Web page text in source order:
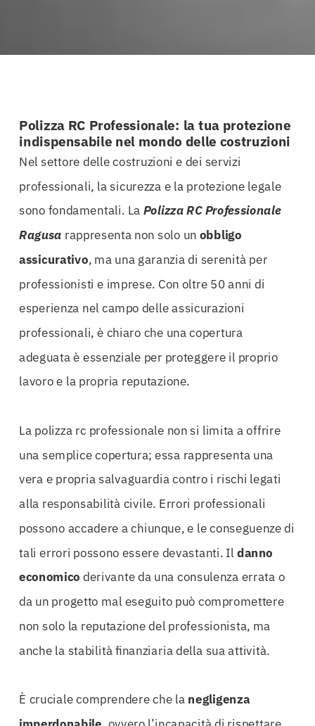
Polizza RC Professionale: la tua protezione
indispensabile nel mondo delle costruzioni
Nel settore delle costruzioni e dei servizi
professionali, la sicurezza e la protezione legale
sono fondamentali. La Polizza RC Professionale
Ragusa rappresenta non solo un obbligo
assicurativo, ma una garanzia di serenità per
professionisti e imprese. Con oltre 50 anni di
esperienza nel campo delle assicurazioni
professionali, è chiaro che una copertura
adeguata è essenziale per proteggere il proprio
lavoro e la propria reputazione.
La polizza rc professionale non si limita a offrire
una semplice copertura; essa rappresenta una
vera e propria salvaguardia contro i rischi legati
alla responsabilità civile. Errori professionali
possono accadere a chiunque, e le conseguenze di
tali errori possono essere devastanti. Il danno
economico derivante da una consulenza errata o
da un progetto mal eseguito può compromettere
non solo la reputazione del professionista, ma
anche la stabilità finanziaria della sua attività.
È cruciale comprendere che la negligenza